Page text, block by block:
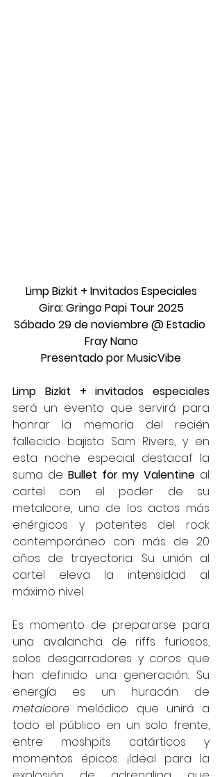
Limp Bizkit + Invitados Especiales
Gira: Gringo Papi Tour 2025
Sábado 29 de noviembre @ Estadio
Fray Nano
Presentado por MusicVibe
Limp Bizkit + invitados especiales
será un evento que servirá para
honrar la memoria del recién
fallecido bajista Sam Rivers, y en
esta noche especial destacaf la
suma de Bullet for my Valentine al
cartel con el poder de su
metalcore, uno de los actos más
enérgicos y potentes del rock
contemporáneo con más de 20
años de trayectoria. Su unión al
cartel eleva la intensidad al
máximo nivel.
Es momento de prepararse para
una avalancha de riffs furiosos,
solos desgarradores y coros que
han definido una generación. Su
metalcore melódico que unirá a
todo el público en un solo frente,
entre moshpits catárticos y
momentos épicos. ¡Ideal para la